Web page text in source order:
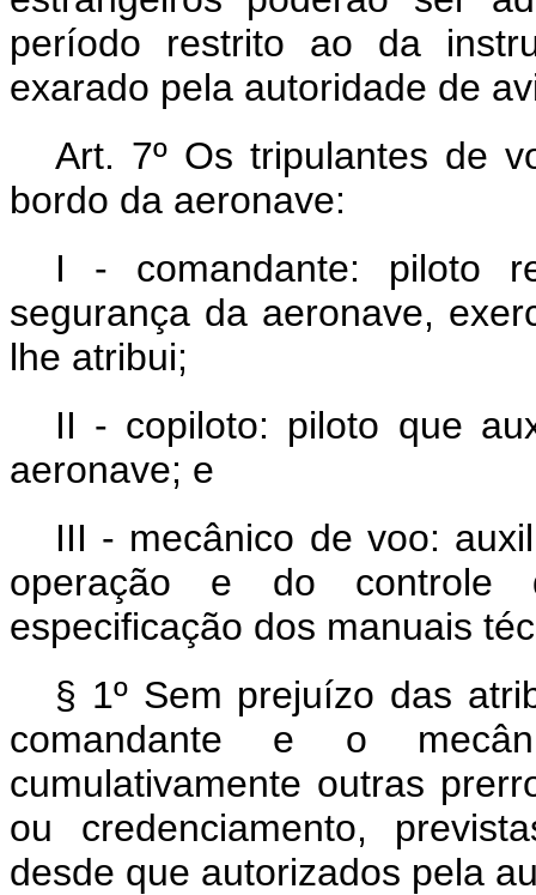
período restrito ao da
exarado pela autoridade de
Art. 7º Os tripulantes de
bordo da aeronave:
I - comandante: piloto
segurança da aeronave,
lhe atribui;
II - copiloto: piloto que
aeronave; e
III - mecânico de voo:
operação e do controle
especificação dos manuais
§ 1º Sem prejuízo das
comandante e o
cumulativamente outras
ou credenciamento,
desde que autorizados pela